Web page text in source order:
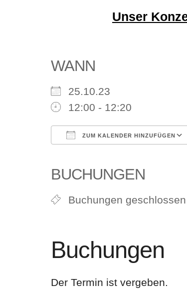
Unser
WANN
25.10.23
12:00 - 12:20
ZUM KALENDER HINZUFÜGEN
BUCHUNGEN
Buchungen geschlossen
Buchungen
Der Termin ist vergeben.